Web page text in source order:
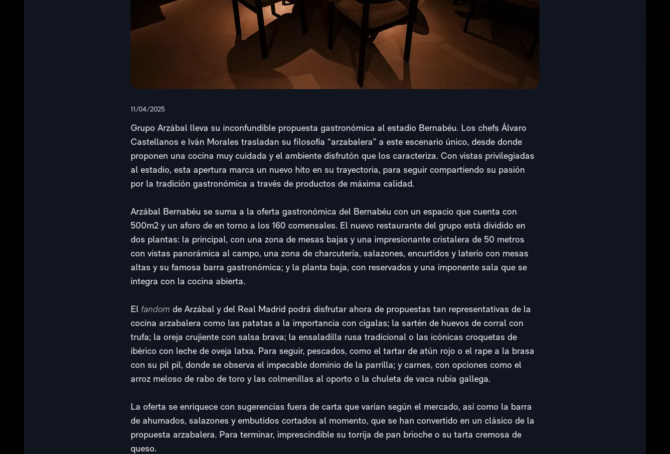
11/04/2025
Grupo Arzábal lleva su inconfundible propuesta gastronómica al estadio Bernabéu. Los chefs Álvaro
Castellanos e Iván Morales trasladan su filosofía “arzabalera” a este escenario único, desde donde
proponen una cocina muy cuidada y el ambiente disfrutón que los caracteriza. Con vistas privilegiadas
al estadio, esta apertura marca un nuevo hito en su trayectoria, para seguir compartiendo su pasión
por la tradición gastronómica a través de productos de máxima calidad.
Arzábal Bernabéu se suma a la oferta gastronómica del Bernabéu con un espacio que cuenta con
500m2 y un aforo de en torno a los 160 comensales. El nuevo restaurante del grupo está dividido en
dos plantas: la principal, con una zona de mesas bajas y una impresionante cristalera de 50 metros
con vistas panorámica al campo, una zona de charcutería, salazones, encurtidos y laterío con mesas
altas y su famosa barra gastronómica; y la planta baja, con reservados y una imponente sala que se
integra con la cocina abierta.
El fandom de Arzábal y del Real Madrid podrá disfrutar ahora de propuestas tan representativas de la
cocina arzabalera como las patatas a la importancia con cigalas; la sartén de huevos de corral con
trufa; la oreja crujiente con salsa brava; la ensaladilla rusa tradicional o las icónicas croquetas de
ibérico con leche de oveja latxa. Para seguir, pescados, como el tartar de atún rojo o el rape a la brasa
con su pil pil, donde se observa el impecable dominio de la parrilla; y carnes, con opciones como el
arroz meloso de rabo de toro y las colmenillas al oporto o la chuleta de vaca rubia gallega.
La oferta se enriquece con sugerencias fuera de carta que varían según el mercado, así como la barra
de ahumados, salazones y embutidos cortados al momento, que se han convertido en un clásico de la
propuesta arzabalera. Para terminar, imprescindible su torrija de pan brioche o su tarta cremosa de
queso.